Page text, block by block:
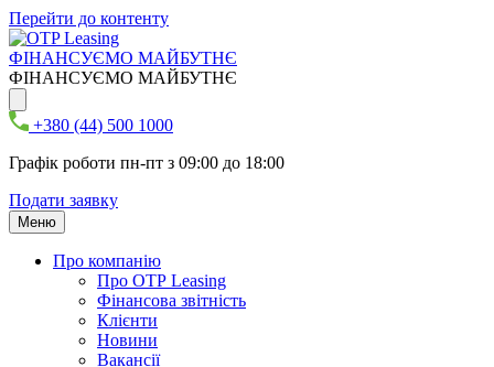
Перейти до контенту
ФІНАНСУЄМО МАЙБУТНЄ
ФІНАНСУЄМО МАЙБУТНЄ
+380 (44) 500 1000
Графік роботи пн-пт з 09:00 до 18:00
Подати заявку
Меню
Про компанію
Про ОТР Leasing
Фінансова звітність
Клієнти
Новини
Вакансії